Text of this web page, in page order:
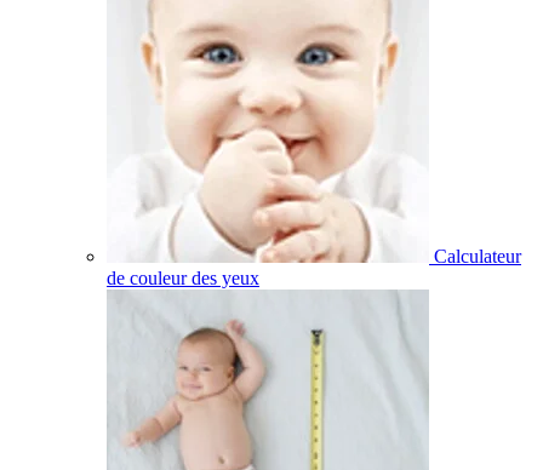
Calculateur
de couleur des yeux